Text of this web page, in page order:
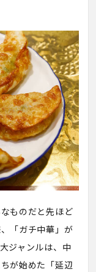
ものだと先ほど
「ガチ中華」が
ジャンルは、中
が始めた「延辺